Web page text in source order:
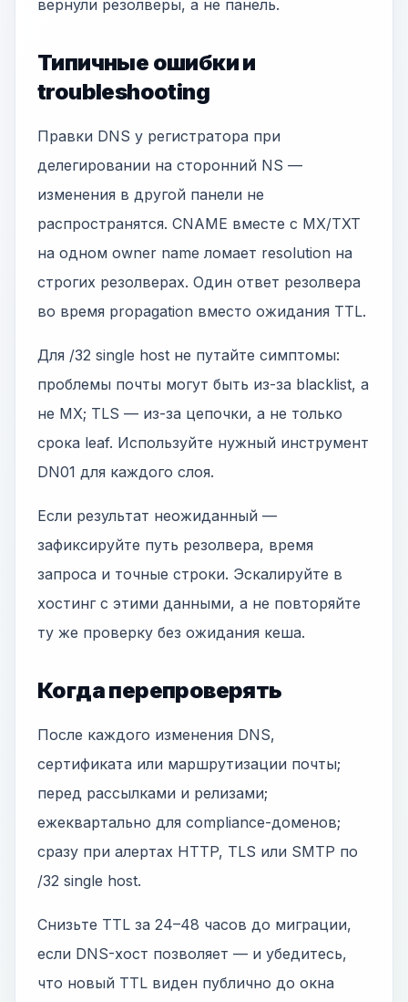
вернули резолверы, а не панель.
Типичные ошибки и
troubleshooting
Правки DNS у регистратора при
делегировании на сторонний NS —
изменения в другой панели не
распространятся. CNAME вместе с MX/TXT
на одном owner name ломает resolution на
строгих резолверах. Один ответ резолвера
во время propagation вместо ожидания TTL.
Для /32 single host не путайте симптомы:
проблемы почты могут быть из-за blacklist, а
не MX; TLS — из-за цепочки, а не только
срока leaf. Используйте нужный инструмент
DN01 для каждого слоя.
Если результат неожиданный —
зафиксируйте путь резолвера, время
запроса и точные строки. Эскалируйте в
хостинг с этими данными, а не повторяйте
ту же проверку без ожидания кеша.
Когда перепроверять
После каждого изменения DNS,
сертификата или маршрутизации почты;
перед рассылками и релизами;
ежеквартально для compliance-доменов;
сразу при алертах HTTP, TLS или SMTP по
/32 single host.
Снизьте TTL за 24–48 часов до миграции,
если DNS-хост позволяет — и убедитесь,
что новый TTL виден публично до окна